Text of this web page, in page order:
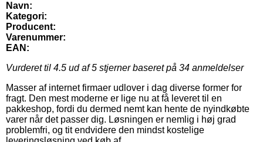
Navn:
Kategori:
Producent:
Varenummer:
EAN:
Vurderet til 4.5 ud af 5 stjerner baseret på 34 anmeldelser
Masser af internet firmaer udlover i dag diverse former for
fragt. Den mest moderne er lige nu at få leveret til en
pakkeshop, fordi du dermed nemt kan hente de nyindkøbte
varer når det passer dig. Løsningen er nemlig i høj grad
problemfri, og tit endvidere den mindst kostelige